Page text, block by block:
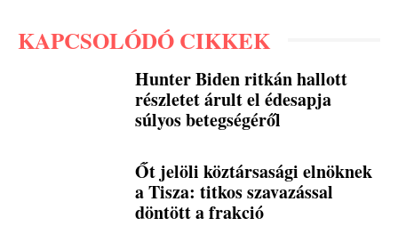
KAPCSOLÓDÓ CIKKEK
Hunter Biden ritkán hallott
részletet árult el édesapja
súlyos betegségéről
Őt jelöli köztársasági elnöknek
a Tisza: titkos szavazással
döntött a frakció